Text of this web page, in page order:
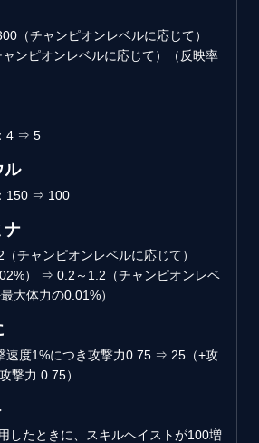
（チャンピオンレベルに応じて）
ンピオンレベルに応じて）（反映率
4 ⇒ 5
ル
150 ⇒ 100
ナ
チャンピオンレベルに応じて）
） ⇒ 0.2～1.2（チャンピオンレベ
大体力の0.01%）
速度1%につき攻撃力0.75 ⇒ 25（+攻
撃力 0.75）
したときに、スキルヘイストが100増